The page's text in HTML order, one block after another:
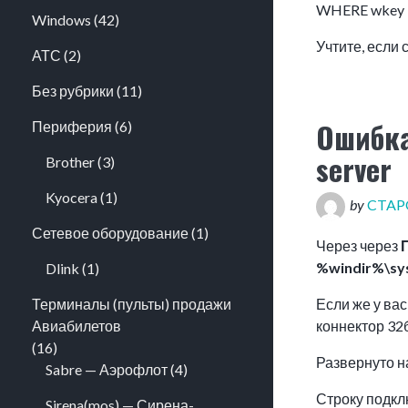
Windows (42)
АТС (2)
Без рубрики (11)
Периферия (6)
Brother(3)
Kyocera(1)
Сетевое оборудование(1)
Dlink (1)
Терминалы (пульты) продажи
Авиабилетов
(16)
Sabre — Аэрофлот(4)
WHERE
Учтите, если
server
by
Через через
Если же у
коннектор
Развернуто
Строку